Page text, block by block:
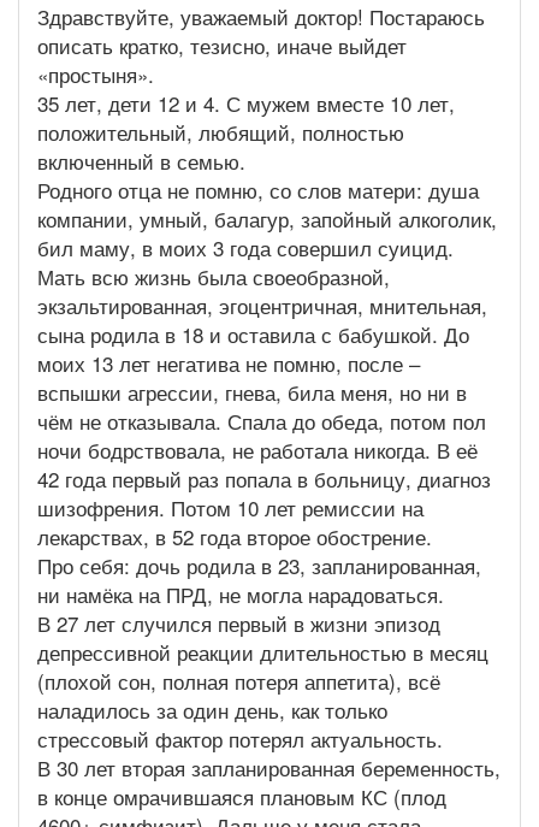
Здравствуйте, уважаемый доктор! Постараюсь
описать кратко, тезисно, иначе выйдет
«простыня».
35 лет, дети 12 и 4. С мужем вместе 10 лет,
положительный, любящий, полностью
включенный в семью.
Родного отца не помню, со слов матери: душа
компании, умный, балагур, запойный алкоголик,
бил маму, в моих 3 года совершил суицид.
Мать всю жизнь была своеобразной,
экзальтированная, эгоцентричная, мнительная,
сына родила в 18 и оставила с бабушкой. До
моих 13 лет негатива не помню, после –
вспышки агрессии, гнева, била меня, но ни в
чём не отказывала. Спала до обеда, потом пол
ночи бодрствовала, не работала никогда. В её
42 года первый раз попала в больницу, диагноз
шизофрения. Потом 10 лет ремиссии на
лекарствах, в 52 года второе обострение.
Про себя: дочь родила в 23, запланированная,
ни намёка на ПРД, не могла нарадоваться.
В 27 лет случился первый в жизни эпизод
депрессивной реакции длительностью в месяц
(плохой сон, полная потеря аппетита), всё
наладилось за один день, как только
стрессовый фактор потерял актуальность.
В 30 лет вторая запланированная беременность,
в конце омрачившаяся плановым КС (плод